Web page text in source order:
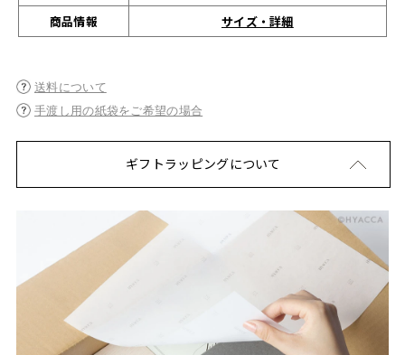
商品情報
サイズ・詳細
送料について
手渡し用の紙袋をご希望の場合
ギフトラッピングについて